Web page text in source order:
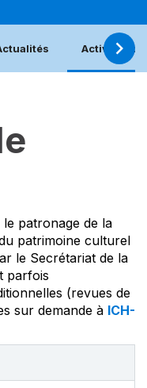
Activités
patronage de la
patrimoine culturel
le Secrétariat de la
parfois
(revues de
sur demande à ICH-